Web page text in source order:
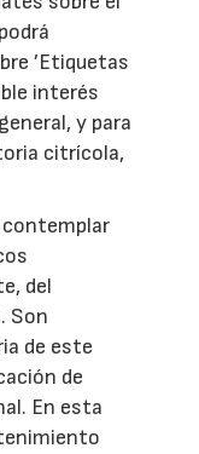
’Etiquetas
interés
y para
citrícola,
contemplar
del
Son
de este
de
En esta